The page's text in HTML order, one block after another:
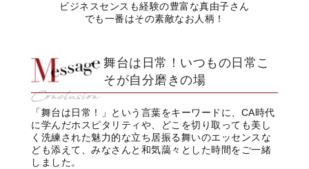
ビジネスセンスも経験の豊富な真由子さん
でも一番はその素敵なお人柄！
舞台は日常！いつもの日常こ
そが自分磨きの場
「舞台は日常！」という言葉をキーワードに、CA時代
に学んだホスピタリティや、どこを切り取っても美し
く洗練された魅力的な立ち居振る舞いのエッセンスな
ども添えて、みなさんと和気藹々とした時間をご一緒
しました。